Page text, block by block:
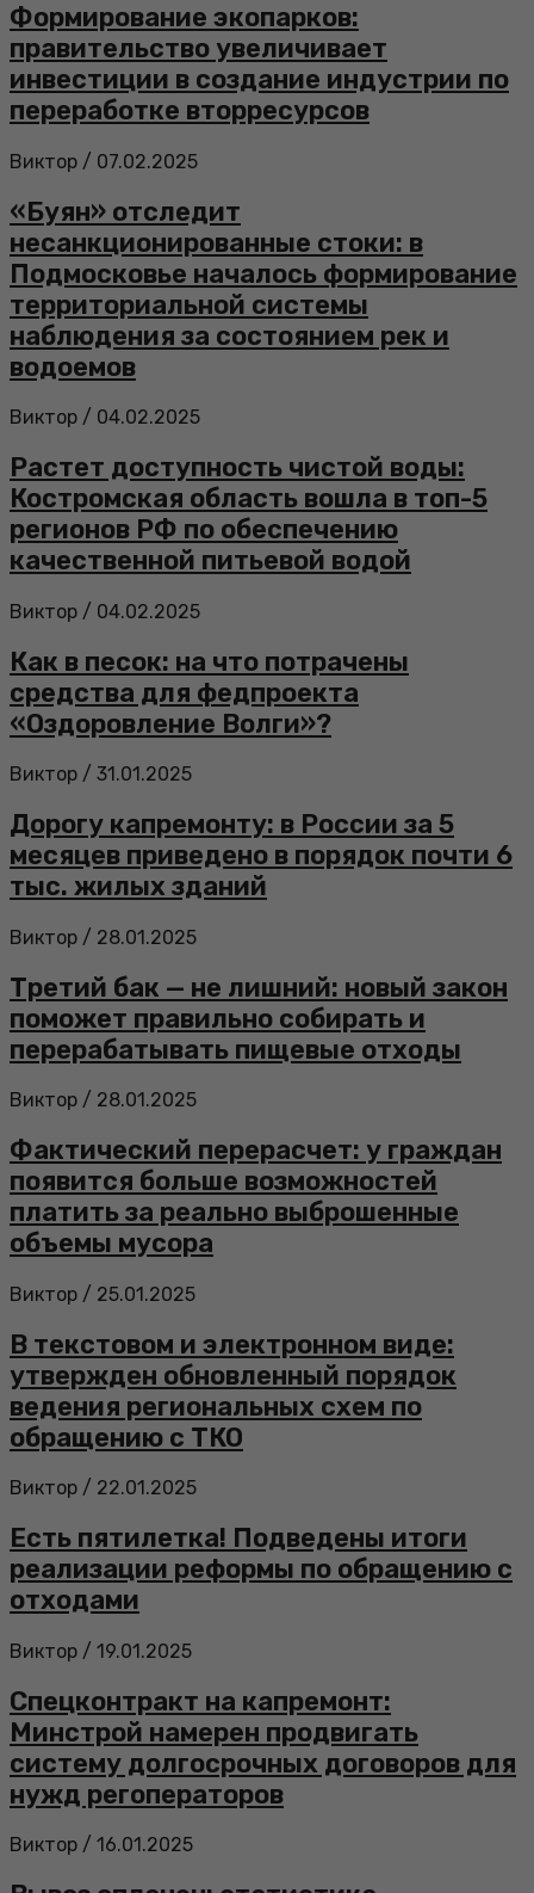
Формирование экопарков:
правительство увеличивает
инвестиции в создание индустрии по
переработке вторресурсов
Виктор / 07.02.2025
«Буян» отследит
несанкционированные стоки: в
Подмосковье началось формирование
территориальной системы
наблюдения за состоянием рек и
водоемов
Виктор / 04.02.2025
Растет доступность чистой воды:
Костромская область вошла в топ-5
регионов РФ по обеспечению
качественной питьевой водой
Виктор / 04.02.2025
Как в песок: на что потрачены
средства для федпроекта
«Оздоровление Волги»?
Виктор / 31.01.2025
Дорогу капремонту: в России за 5
месяцев приведено в порядок почти 6
тыс. жилых зданий
Виктор / 28.01.2025
Третий бак — не лишний: новый закон
поможет правильно собирать и
перерабатывать пищевые отходы
Виктор / 28.01.2025
Фактический перерасчет: у граждан
появится больше возможностей
платить за реально выброшенные
объемы мусора
Виктор / 25.01.2025
В текстовом и электронном виде:
утвержден обновленный порядок
ведения региональных схем по
обращению с ТКО
Виктор / 22.01.2025
Есть пятилетка! Подведены итоги
реализации реформы по обращению с
отходами
Виктор / 19.01.2025
Спецконтракт на капремонт:
Минстрой намерен продвигать
систему долгосрочных договоров для
нужд регоператоров
Виктор / 16.01.2025